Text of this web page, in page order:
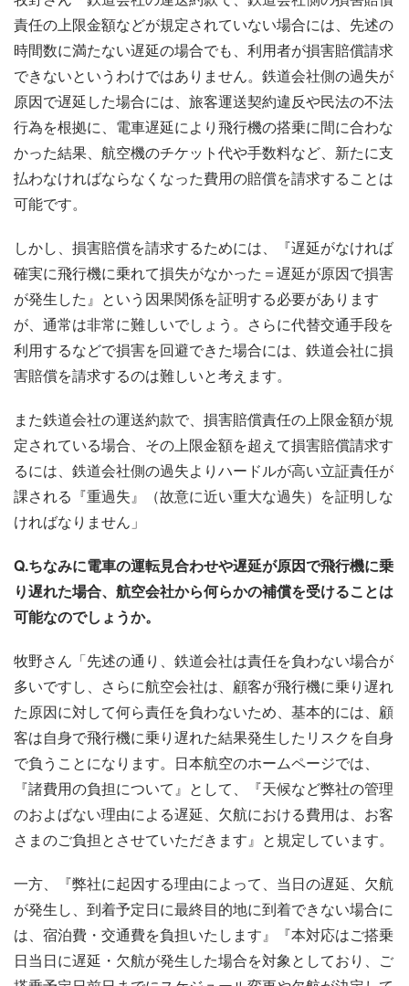
責任の上限金額などが規定されていない場合には、先述の
時間数に満たない遅延の場合でも、利用者が損害賠償請求
できないというわけではありません。鉄道会社側の過失が
原因で遅延した場合には、旅客運送契約違反や民法の不法
行為を根拠に、電車遅延により飛行機の搭乗に間に合わな
かった結果、航空機のチケット代や手数料など、新たに支
払わなければならなくなった費用の賠償を請求することは
可能です。
しかし、損害賠償を請求するためには、『遅延がなければ
確実に飛行機に乗れて損失がなかった＝遅延が原因で損害
が発生した』という因果関係を証明する必要があります
が、通常は非常に難しいでしょう。さらに代替交通手段を
利用するなどで損害を回避できた場合には、鉄道会社に損
害賠償を請求するのは難しいと考えます。
また鉄道会社の運送約款で、損害賠償責任の上限金額が規
定されている場合、その上限金額を超えて損害賠償請求す
るには、鉄道会社側の過失よりハードルが高い立証責任が
課される『重過失』（故意に近い重大な過失）を証明しな
ければなりません」
Q.ちなみに電車の運転見合わせや遅延が原因で飛行機に乗
り遅れた場合、航空会社から何らかの補償を受けることは
可能なのでしょうか。
牧野さん「先述の通り、鉄道会社は責任を負わない場合が
多いですし、さらに航空会社は、顧客が飛行機に乗り遅れ
た原因に対して何ら責任を負わないため、基本的には、顧
客は自身で飛行機に乗り遅れた結果発生したリスクを自身
で負うことになります。日本航空のホームページでは、
『諸費用の負担について』として、『天候など弊社の管理
のおよばない理由による遅延、欠航における費用は、お客
さまのご負担とさせていただきます』と規定しています。
一方、『弊社に起因する理由によって、当日の遅延、欠航
が発生し、到着予定日に最終目的地に到着できない場合に
は、宿泊費・交通費を負担いたします』『本対応はご搭乗
日当日に遅延・欠航が発生した場合を対象としており、ご